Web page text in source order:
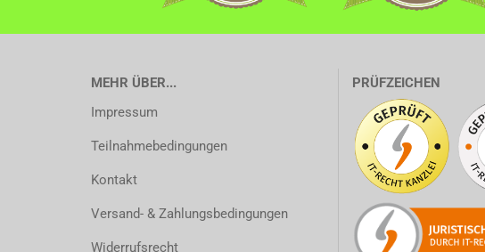
MEHR ÜBER...
Impressum
Teilnahmebedingungen
Kontakt
Versand- & Zahlungsbedingungen
Widerrufsrecht
PRÜFZEICHEN